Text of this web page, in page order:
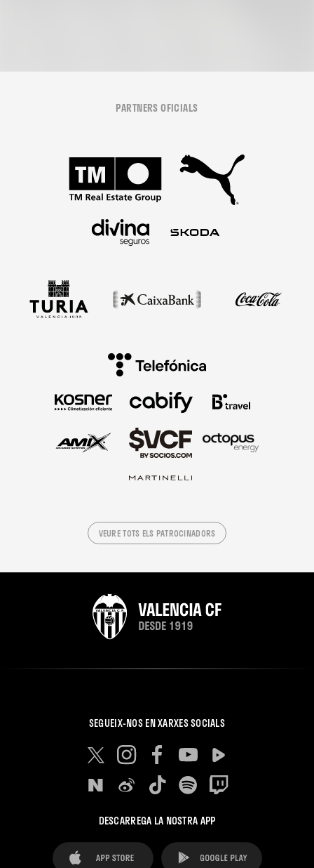
PARTNERS OFICIALS
VEURE TOTS ELS PATROCINADORS
SEGUEIX-NOS EN XARXES SOCIALS
DESCARREGA LA NOSTRA APP